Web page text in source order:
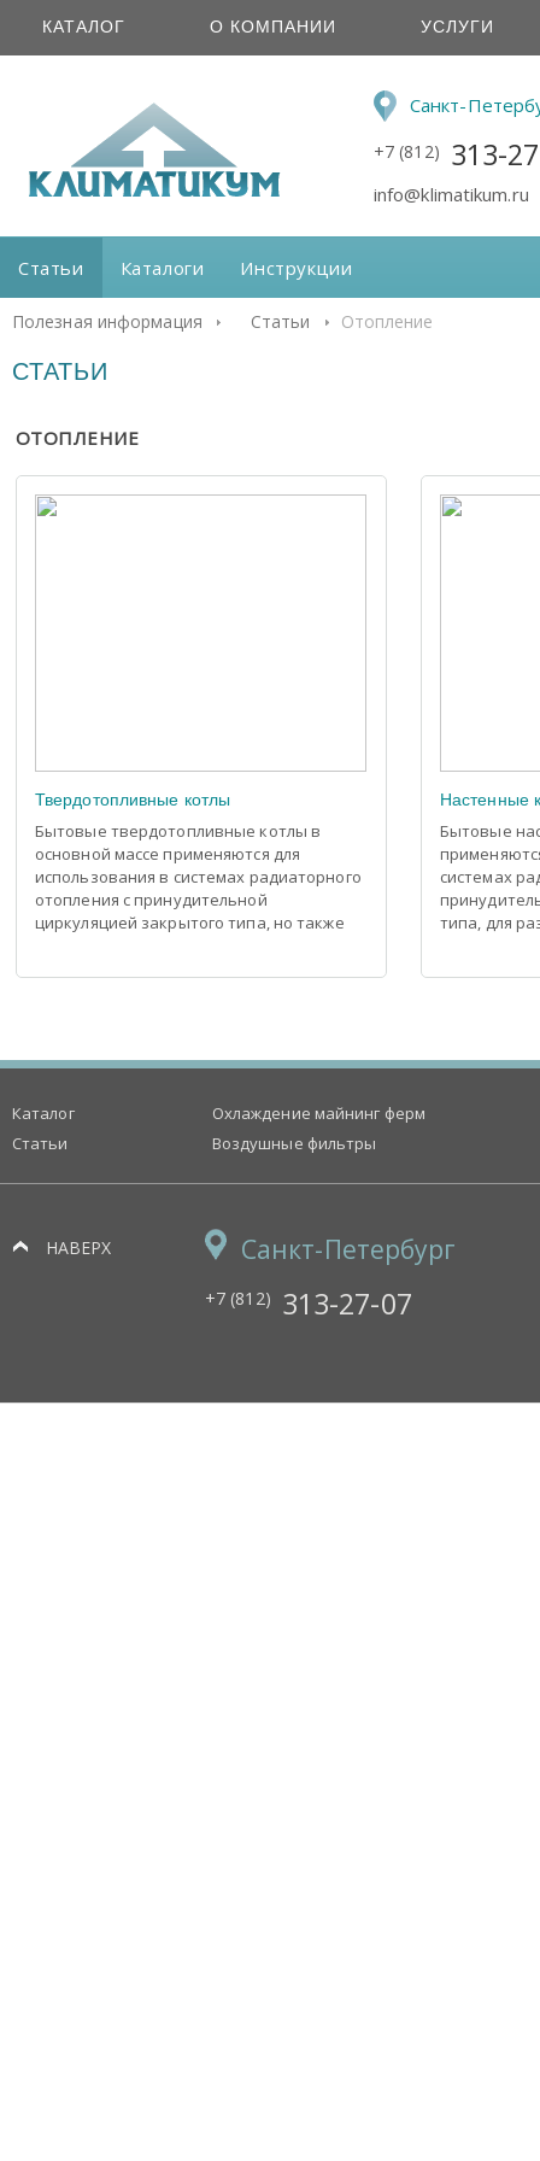
КАТАЛОГ О КОМПАНИИ УСЛУГИ
Санкт-
+7 (812) 313-
info@klimatikum.ru
Статьи Каталоги Инструкции
Полезная информация Статьи Отопление
СТАТЬИ
ОТОПЛЕНИЕ
Твердотопливные котлы
Бытовые твердотопливные котлы в
основной массе применяются для
использования в системах радиаторного
отопления с принудительной
циркуляцией закрытого типа, но также
Настенные
Бытовые
системах
типа, для
Каталог
Статьи
Охлаждение майнинг ферм
Воздушные фильтры
НАВЕРХ Санкт-Петербург
+7 (812) 313-27-07